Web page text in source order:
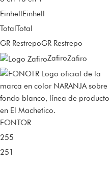
EinhellEinhell
TotalTotal
GR RestrepoGR Restrepo
ZafiroZafiro
FONTOR
255
251